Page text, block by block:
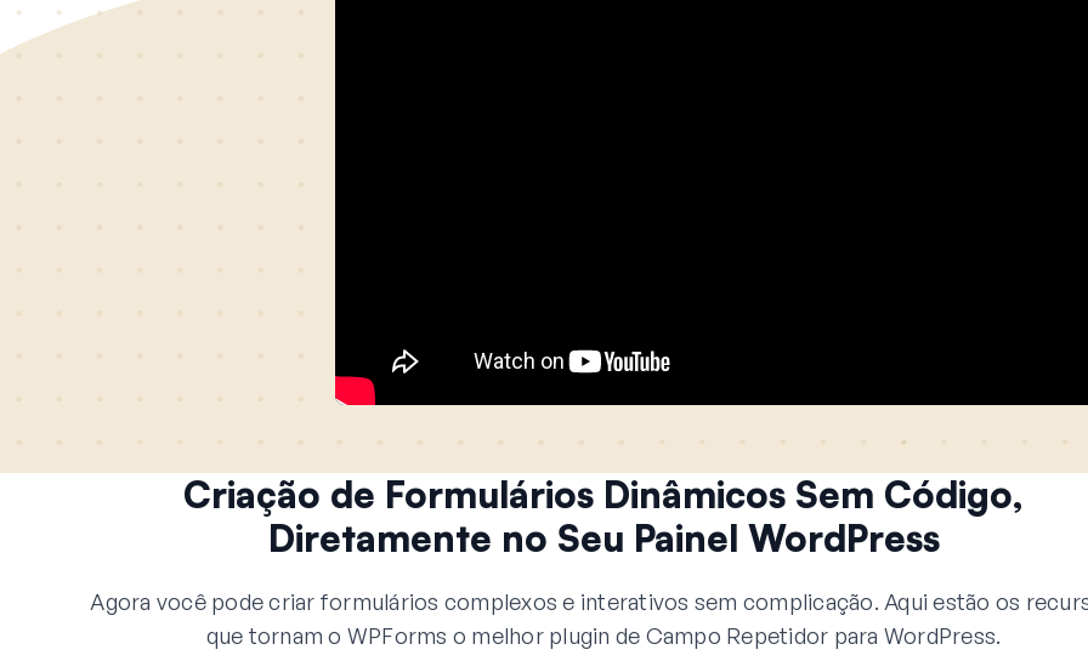
Criação de Formulários Dinâmicos Sem Código,
Diretamente no Seu Painel WordPress
Agora você pode criar formulários complexos e interativos sem complicação. Aqui estão os
que tornam o WPForms o melhor plugin de Campo Repetidor para WordPress.